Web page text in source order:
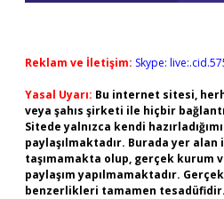
Reklam ve İletişim: Skype:
Yasal Uyarı: Bu internet sitesi,
veya şahıs şirketi ile hiçbir
Sitede yalnızca kendi
paylaşılmaktadır. Burada yer
taşımamakta olup, gerçek kurum
paylaşım yapılmamaktadır.
benzerlikleri tamamen tesadüfidir.